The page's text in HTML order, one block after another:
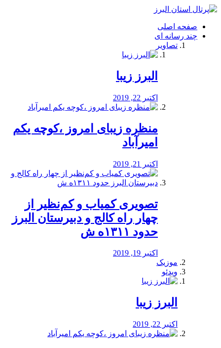
فصد
شرق
تهران
خشکشویی
صفحه اصلی
چند رسانه ای
تصاویر
البرز زیبا
اکتبر 22, 2019
منظره‌‌ زیبای امروز ،کوچه یکم
امیرآباد
اکتبر 21, 2019
️تصویری کمیاب و کم‌نظیر از
چهار راه كالج و دبيرستان البرز
حدود ۱۳۱۱ه ش
اکتبر 19, 2019
موزیک
ویدئو
البرز زیبا
اکتبر 22, 2019